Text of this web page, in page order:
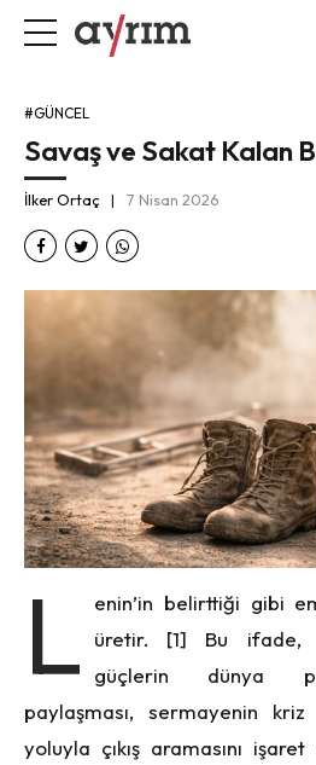
#GÜNCEL
Savaş ve Sakat Kalan
İlker Ortaç 7 Nisan 2026
L
enin’in belirttiği gibi
üretir. [1] Bu ifade,
güçlerin dünya
paylaşması, sermayenin
yoluyla çıkış aramasını